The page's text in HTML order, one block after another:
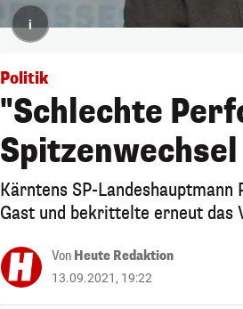
i
Politik
"Schlechte
Spitzenwechsel
Kärntens SP-
Gast und bekrittelte erneut das
Von Heute Redaktion
13.09.2021, 19:22